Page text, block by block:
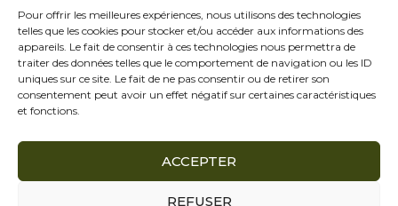
Pour offrir les meilleures expériences, nous utilisons des technologies
telles que les cookies pour stocker et/ou accéder aux informations des
appareils. Le fait de consentir à ces technologies nous permettra de
traiter des données telles que le comportement de navigation ou les ID
uniques sur ce site. Le fait de ne pas consentir ou de retirer son
consentement peut avoir un effet négatif sur certaines caractéristiques
et fonctions.
ACCEPTER
REFUSER
Ecoprod
Eurimages
CONTACT
stepup@ecoprod.com
Newsletter